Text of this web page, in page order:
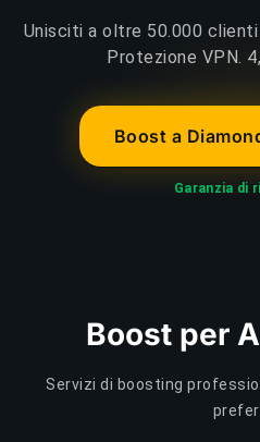
Unisciti a oltre 50.000
Protezione VPN.
Boost a
Garanzia di
Boost per
Servizi di boosting